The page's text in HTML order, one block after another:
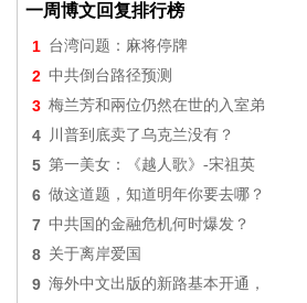
一周博文回复排行榜
1 台湾问题：麻将停牌
2 中共倒台路径预测
3 梅兰芳和兩位仍然在世的入室弟
4 川普到底卖了乌克兰没有？
5 第一美女：《越人歌》-宋祖英
6 做这道题，知道明年你要去哪？
7 中共国的金融危机何时爆发？
8 关于离岸爱国
9 海外中文出版的新路基本开通，